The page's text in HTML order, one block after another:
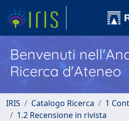
Benvenuti
Ricerca d'Ateneo
IRIS Catalogo Ricerca
1
1.2 Recensione in rivista